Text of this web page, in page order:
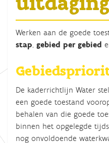
Werken aan de goede
stap gebied per gebied
De kaderrichtlijn Water
een goede toestand
behalen van die goede
binnen het opgelegde
nog onvoldoende